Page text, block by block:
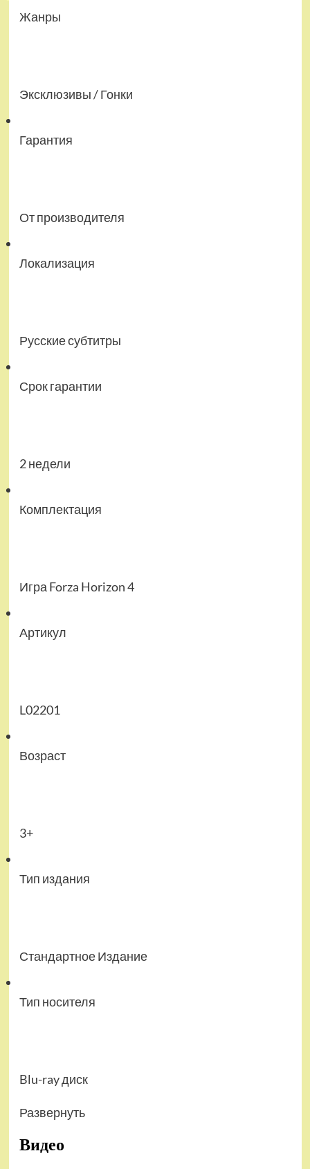
Жанры
Эксклюзивы / Гонки
Гарантия
От производителя
Локализация
Русские субтитры
Срок гарантии
2 недели
Комплектация
Игра Forza Horizon 4
Артикул
L02201
Возраст
3+
Тип издания
Стандартное Издание
Тип носителя
Blu-ray диск
Развернуть
Видео